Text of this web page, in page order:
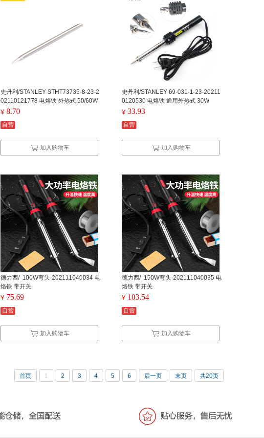
史丹利/STANLEY STHT73735-8-23-2
02110121778 电烙铁 外热式 50/60W
烙铁头(尖头)
¥ 8.70
自营
加入购物车
史丹利/STANLEY 69-031-1-23-20211
0120530 电烙铁 通用外热式 30W
¥ 33.93
自营
加入购物车
德力西/ 100W弯头-202111040034 电
烙铁 带开关
¥ 75.69
自营
加入购物车
德力西/ 150W弯头-202111040035 电
烙铁 带开关
¥ 103.54
自营
加入购物车
首页 1 2 3 4 5 6 后一页 末页 共20页